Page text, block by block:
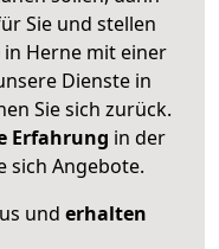
Sie und stellen
in Herne mit einer
Dienste in
Sie sich zurück.
Erfahrung in der
sich Angebote.
und erhalten